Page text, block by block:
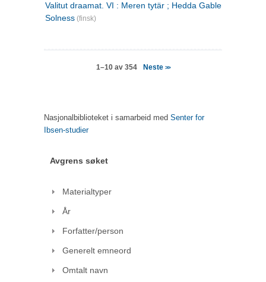
Valitut draamat. VI : Meren tytär ; Hedda Gabler ;
Solness (finsk)
1–10 av 354 Neste >>
Nasjonalbiblioteket i samarbeid med Senter for
Ibsen-studier
Avgrens søket
Materialtyper
År
Forfatter/person
Generelt emneord
Omtalt navn